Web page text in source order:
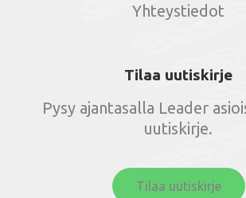
Yhteystiedot
Tilaa uutiskirje
Pysy ajantasalla Leader
uutiskirje.
Tilaa uutiskirje